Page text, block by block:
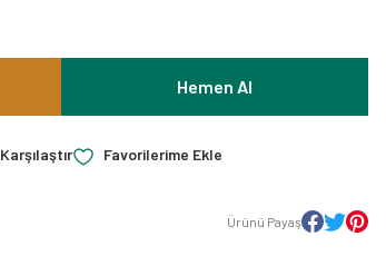
Hemen Al
Karşılaştır
Ürünü Payaş